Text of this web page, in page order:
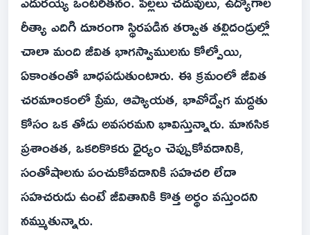
రీత్యా ఎదిగి దూరంగా స్థిరపడిన తర్వాత తల్లిదండ్రుల్లో
చాలా మంది జీవిత భాగస్వాములను కోల్పోయి,
ఏకాంతంతో బాధపడుతుంటారు. ఈ క్రమంలో జీవిత
చరమాంకంలో ప్రేమ, ఆప్యాయత, భావోద్వేగ మద్దతు
కోసం ఒక తోడు అవసరమని భావిస్తున్నారు. మానసిక
ప్రశాంతత, ఒకరికొకరు ధైర్యం చెప్పుకోవడానికి,
సంతోషాలను పంచుకోవడానికి సహచరి లేదా
సహచరుడు ఉంటే జీవితానికి కొత్త అర్థం వస్తుందని
నమ్ముతున్నారు.